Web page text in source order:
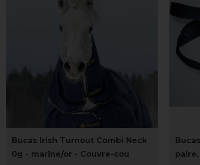
Bucas Irish Turnout Combi Neck
0g - marine/or - Couvre-cou